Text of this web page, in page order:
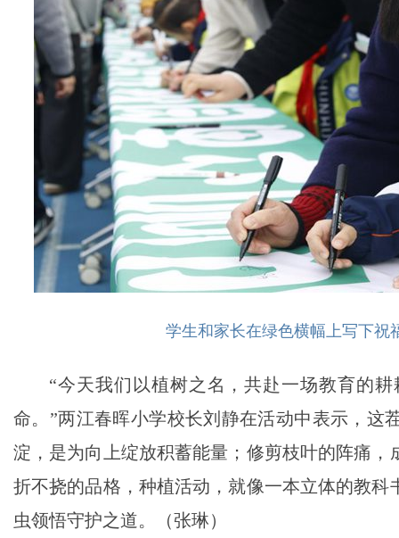
学生和家长在绿色横幅上写下祝
“今天我们以植树之名，共赴一场教育的
命。”两江春晖小学校长刘静在活动中表示，这
淀，是为向上绽放积蓄能量；修剪枝叶的阵痛
折不挠的品格，种植活动，就像一本立体的教
虫领悟守护之道。（张琳）